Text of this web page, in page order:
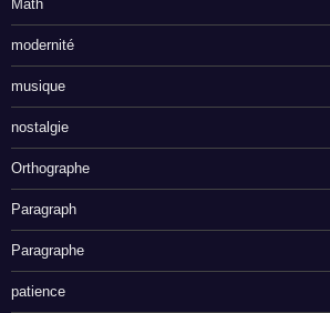
Math
modernité
musique
nostalgie
Orthographe
Paragraph
Paragraphe
patience